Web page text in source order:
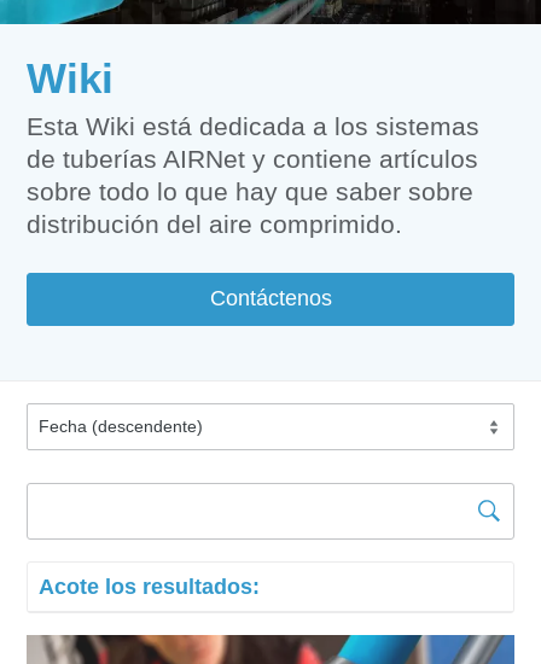
Wiki
Esta Wiki está dedicada a los sistemas
de tuberías AIRNet y contiene artículos
sobre todo lo que hay que saber sobre
distribución del aire comprimido.
Contáctenos
Acote los resultados: